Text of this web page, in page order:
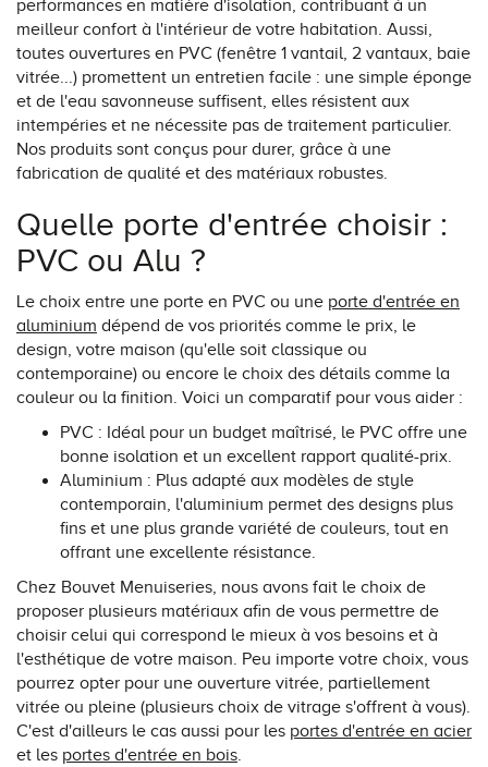
performances en matière d'isolation, contribuant à un
meilleur confort à l'intérieur de votre habitation. Aussi,
toutes ouvertures en PVC (fenêtre 1 vantail, 2 vantaux, baie
vitrée...) promettent un entretien facile : une simple éponge
et de l'eau savonneuse suffisent, elles résistent aux
intempéries et ne nécessite pas de traitement particulier.
Nos produits sont conçus pour durer, grâce à une
fabrication de qualité et des matériaux robustes.
Quelle porte d'entrée choisir :
PVC ou Alu ?
Le choix entre une porte en PVC ou une porte d'entrée en
aluminium dépend de vos priorités comme le prix, le
design, votre maison (qu'elle soit classique ou
contemporaine) ou encore le choix des détails comme la
couleur ou la finition. Voici un comparatif pour vous aider :
PVC : Idéal pour un budget maîtrisé, le PVC offre une
bonne isolation et un excellent rapport qualité-prix.
Aluminium : Plus adapté aux modèles de style
contemporain, l'aluminium permet des designs plus
fins et une plus grande variété de couleurs, tout en
offrant une excellente résistance.
Chez Bouvet Menuiseries, nous avons fait le choix de
proposer plusieurs matériaux afin de vous permettre de
choisir celui qui correspond le mieux à vos besoins et à
l'esthétique de votre maison. Peu importe votre choix, vous
pourrez opter pour une ouverture vitrée, partiellement
vitrée ou pleine (plusieurs choix de vitrage s'offrent à vous).
C'est d'ailleurs le cas aussi pour les portes d'entrée en acier
et les portes d'entrée en bois.